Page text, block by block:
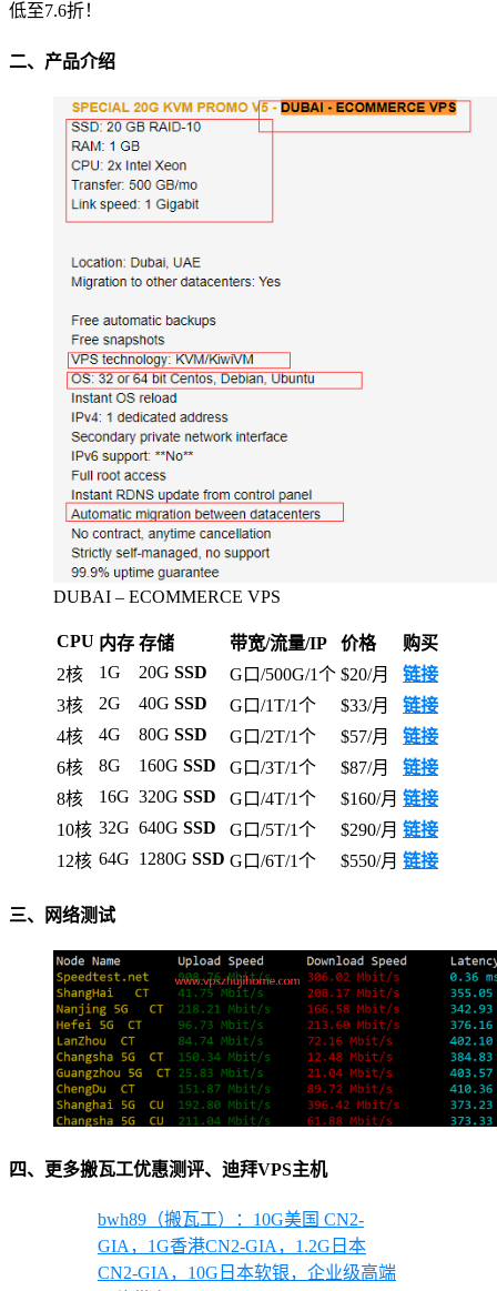
低至7.6折！
二、产品介绍
DUBAI – ECOMMERCE VPS
CPU 内存 存储 带宽/流量/IP 价格
购买
2核
1G 20G SSD G口/500G/1个 $20/月
链接
3核
2G 40G SSD G口/1T/1个 $33/月
链接
4核
4G 80G SSD G口/2T/1个 $57/月
链接
6核
8G 160G SSD G口/3T/1个 $87/月
链接
8核
16G 320G SSD G口/4T/1个 $160/月 链接
10核 32G 640G SSD G口/5T/1个 $290/月 链接
12核 64G 1280G SSD G口/6T/1个 $550/月 链接
三、网络测试
四、更多搬瓦工优惠测评、迪拜VPS主机
bwh89（搬瓦工）：10G美国 CN2-
GIA，1G香港CN2-GIA，1.2G日本
CN2-GIA，10G日本软银，企业级高端